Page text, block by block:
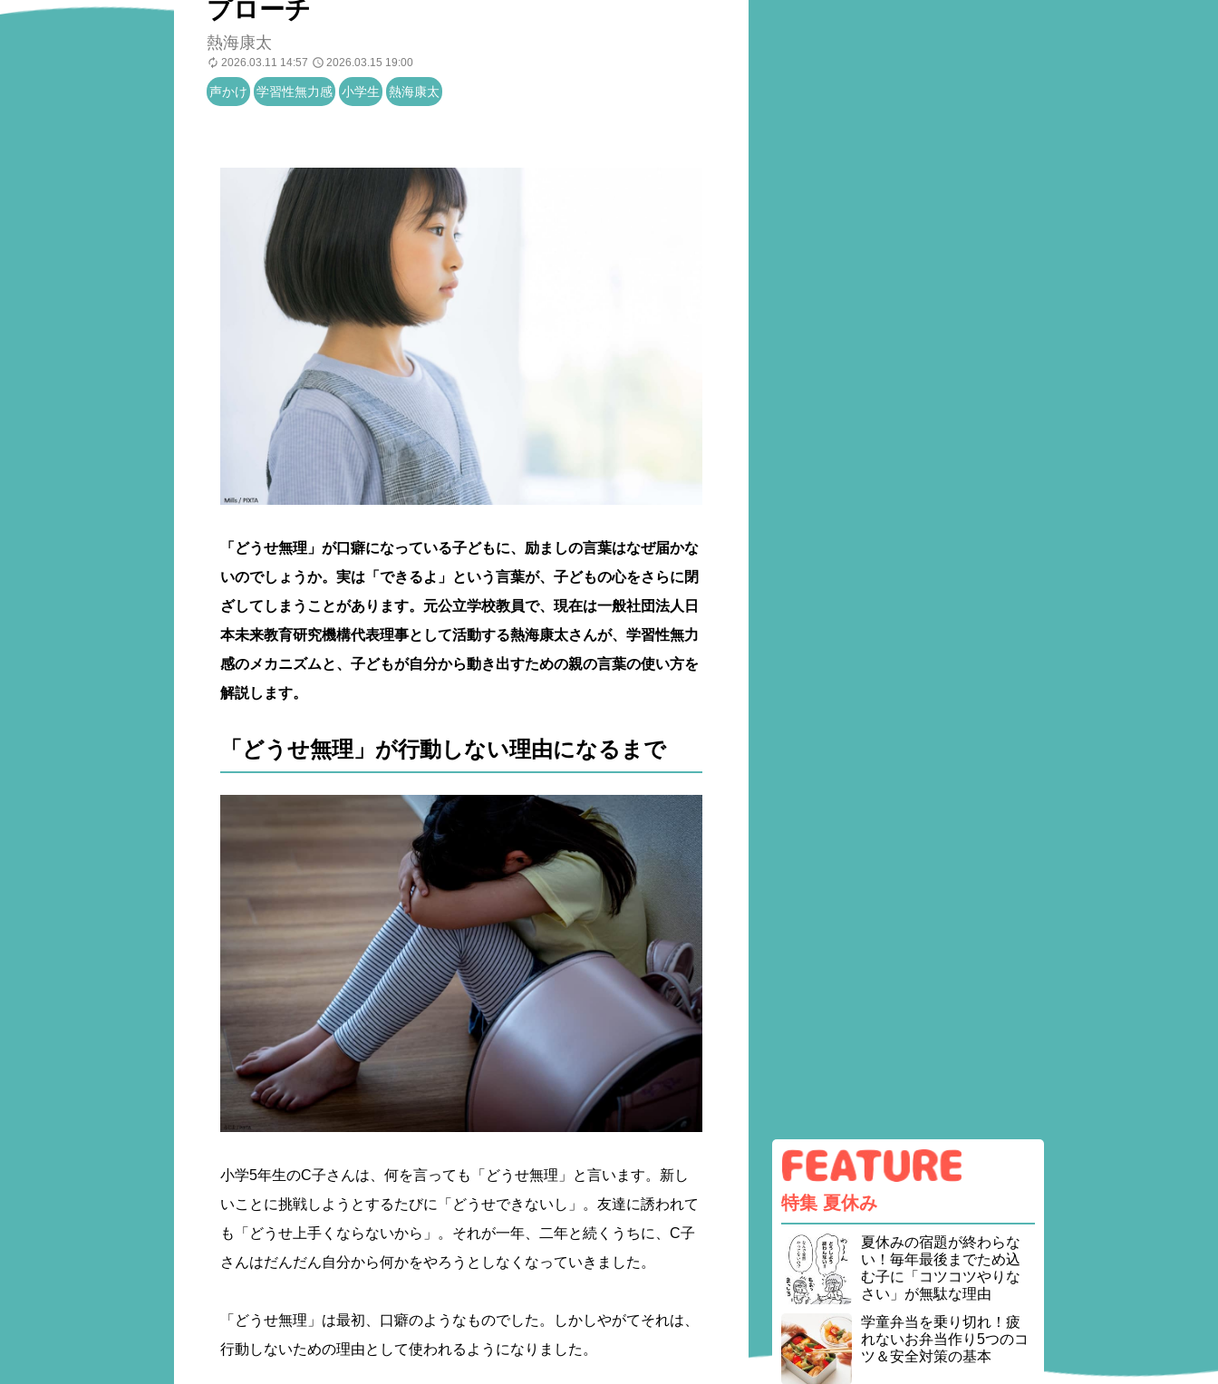
プローチ
熱海康太
2026.03.11 14:57 2026.03.15 19:00
声かけ 学習性無力感 小学生 熱海康太
「どうせ無理」が口癖になっている子どもに、励ましの言葉はなぜ届かな
いのでしょうか。実は「できるよ」という言葉が、子どもの心をさらに閉
ざしてしまうことがあります。元公立学校教員で、現在は一般社団法人日
本未来教育研究機構代表理事として活動する熱海康太さんが、学習性無力
感のメカニズムと、子どもが自分から動き出すための親の言葉の使い方を
解説します。
「どうせ無理」が行動しない理由になるまで
小学5年生のC子さんは、何を言っても「どうせ無理」と言います。新し
いことに挑戦しようとするたびに「どうせできないし」。友達に誘われて
も「どうせ上手くならないから」。それが一年、二年と続くうちに、C子
さんはだんだん自分から何かをやろうとしなくなっていきました。
「どうせ無理」は最初、口癖のようなものでした。しかしやがてそれは、
行動しないための理由として使われるようになりました。
特集 夏休み
夏休みの宿題が終わらな
い！毎年最後までため込
む子に「コツコツやりな
さい」が無駄な理由
学童弁当を乗り切れ！疲
れないお弁当作り5つのコ
ツ＆安全対策の基本